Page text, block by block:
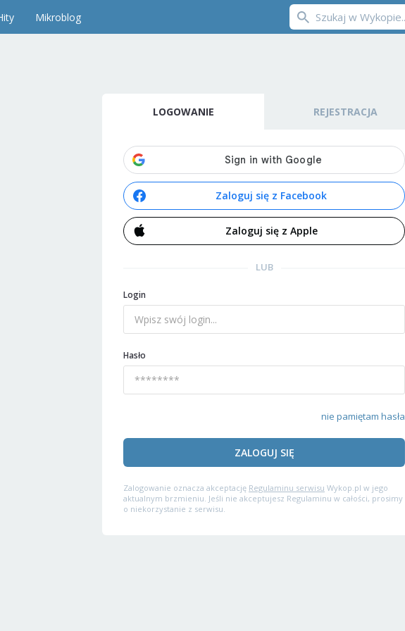
Mikroblog
LOGOWANIE REJESTRACJA
Zaloguj się z Facebook
Zaloguj się z Apple
LUB
Login
Hasło
nie pamiętam hasła
ZALOGUJ SIĘ
Zalogowanie oznacza akceptację Regulaminu serwisu Wykop.pl w jego
aktualnym brzmieniu. Jeśli nie akceptujesz Regulaminu w całości, prosimy
o niekorzystanie z serwisu.